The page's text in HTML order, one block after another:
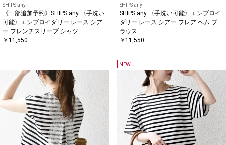
SHIPS any
《一部追加予約》SHIPS any:〈手洗い
可能〉エンブロイダリー レース シア
ー フレンチスリーブ シャツ
￥11,550
SHIPS any
SHIPS any:〈手洗い可能〉エンブロイ
ダリー レース シアー フレア ヘム ブ
ラウス
￥11,550
NEW